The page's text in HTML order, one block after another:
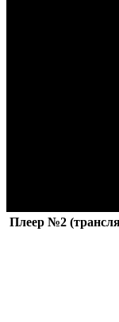
Плеер №2